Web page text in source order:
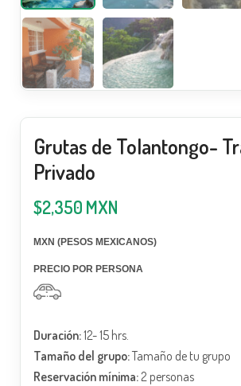
Grutas de Tolantongo-
Privado
$2,350 MXN
MXN (PESOS MEXICANOS)
PRECIO POR PERSONA
Duración:12- 15 hrs.
Tamaño del grupo:Tamaño de tu grupo
Reservación mínima: 2 personas